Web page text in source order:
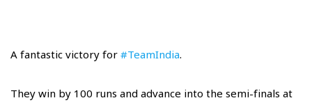
A fantastic victory for #TeamIndia.
They win by 100 runs and advance into the semi-finals at